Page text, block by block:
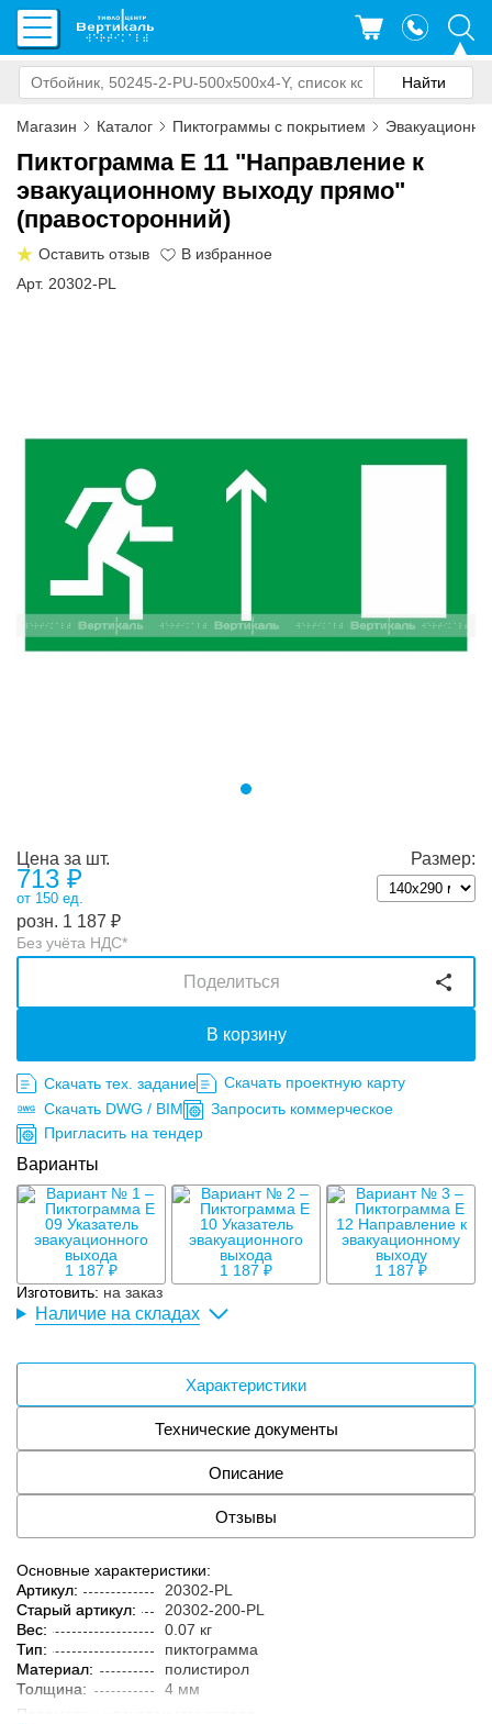
Магазин Каталог Пиктограммы с покрытием
Пиктограмма E 11 "Направление к
эвакуационному выходу прямо"
(правосторонний)
Оставить отзыв
Арт. 20302-PL
Размер:
Цена за шт.
713 ₽
от 150 ед.
розн. 1 187 ₽
Без учёта НДС*
Изготовить: на заказ
В корзину
Поделиться
Скачать тех. задание
Скачать проектную карту
Скачать DWG / BIM
Запросить коммерческое
Пригласить на тендер
Варианты
1 187 ₽ 1 187 ₽ 1 187 ₽
Наличие на складах
Характеристики
Технические документы
Описание
Отзывы
Основные характеристики:
Артикул:
20302-PL
Старый артикул:
20302-200-PL
Вес:
0.07 кг
Тип:
пиктограмма
Материал:
полистирол
Толщина:
4 мм
Параметры упакованного товара: